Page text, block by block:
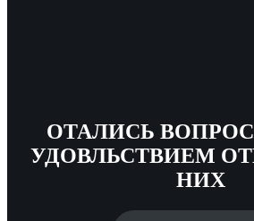
ОТАЛИСЬ
УДОВЛЬСТВИЕМ
НИХ